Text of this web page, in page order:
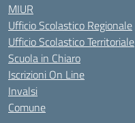
MIUR
Ufficio Scolastico Regionale
Ufficio Scolastico Territoriale
Scuola in Chiaro
Iscrizioni On Line
Invalsi
Comune